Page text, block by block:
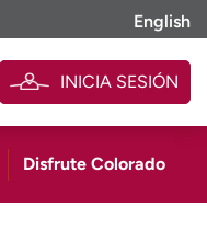
English
INICIA SESIÓN
Disfrute Colorado